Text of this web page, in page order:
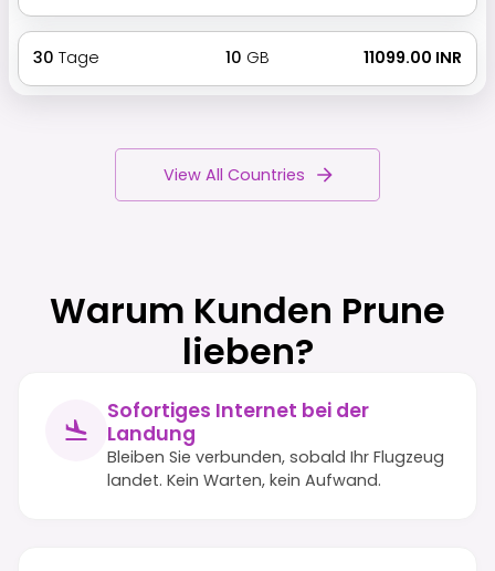
30 Tage 10 GB ₹ 11099.00 INR
View All Countries
Warum Kunden Prune
lieben?
Sofortiges Internet bei der
Landung
Bleiben Sie verbunden, sobald Ihr Flugzeug
landet. Kein Warten, kein Aufwand.